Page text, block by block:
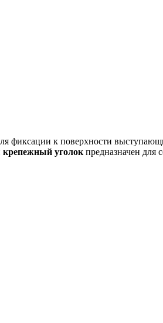
фиксации к поверхности
крепежный уголок предназначен для